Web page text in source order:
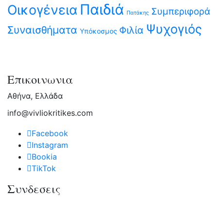
Οικογένεια Παιδιά Πατάκης Συμπεριφορά
Συναισθήματα Υπόκοσμος Φιλία Ψυχογιός
Επικοινωνια
Αθήνα, Ελλάδα
info@vivliokritikes.com
Facebook
Instagram
Bookia
TikTok
Συνδεσεις